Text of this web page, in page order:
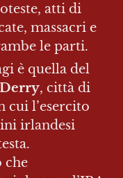
atti di
massacri e
le parti.
Derry, città di
cui l’esercito
irlandesi
che